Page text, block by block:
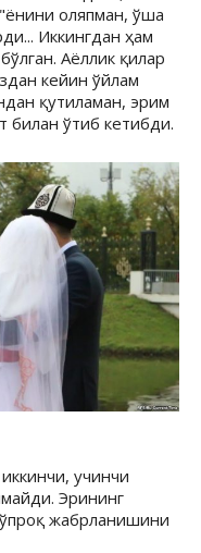
оляпман, ўша
Иккингдан ҳам
Аёллик қилар
кейин ўйлам
қутиламан, эрим
билан ўтиб кетибди.
учинчи
Эрининг
жабрланишини